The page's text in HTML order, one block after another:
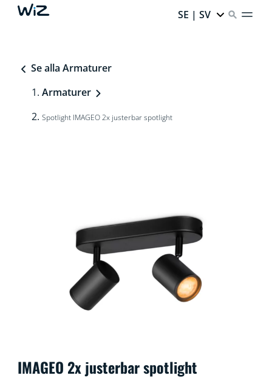
SE | SV
Se alla Armaturer
Armaturer
Spotlight IMAGEO 2x justerbar spotlight
IMAGEO 2x justerbar spotlight